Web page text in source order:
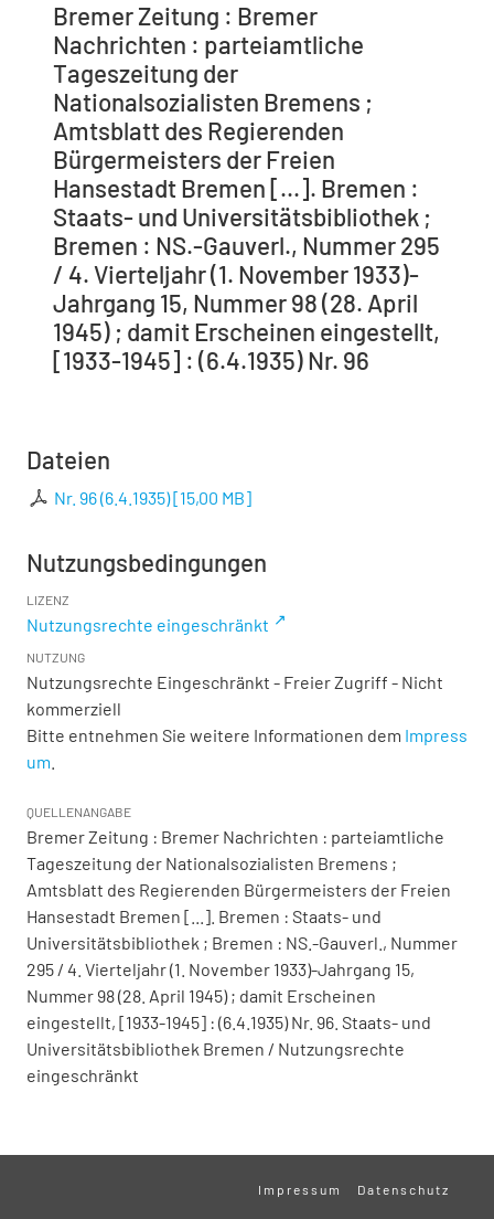
Bremer Zeitung : Bremer
Nachrichten : parteiamtliche
Tageszeitung der
Nationalsozialisten Bremens ;
Amtsblatt des Regierenden
Bürgermeisters der Freien
Hansestadt Bremen [...]. Bremen :
Staats- und Universitätsbibliothek ;
Bremen : NS.-Gauverl., Nummer 295
/ 4. Vierteljahr (1. November 1933)-
Jahrgang 15, Nummer 98 (28. April
1945) ; damit Erscheinen eingestellt,
[1933-1945] : (6.4.1935) Nr. 96
Dateien
Nr. 96 (6.4.1935)[15,00 MB]
Nutzungsbedingungen
LIZENZ
Nutzungsrechte eingeschränkt
NUTZUNG
Nutzungsrechte Eingeschränkt - Freier Zugriff - Nicht
kommerziell
Bitte entnehmen Sie weitere Informationen dem Impress
um
QUELLENANGABE
Bremer Zeitung : Bremer Nachrichten : parteiamtliche
Tageszeitung der Nationalsozialisten Bremens ;
Amtsblatt des Regierenden Bürgermeisters der Freien
Hansestadt Bremen [...]. Bremen : Staats- und
Universitätsbibliothek ; Bremen : NS.-Gauverl., Nummer
295 / 4. Vierteljahr (1. November 1933)-Jahrgang 15,
Nummer 98 (28. April 1945) ; damit Erscheinen
eingestellt, [1933-1945] : (6.4.1935) Nr. 96. Staats- und
Universitätsbibliothek Bremen / Nutzungsrechte
eingeschränkt
Impressum Datenschutz